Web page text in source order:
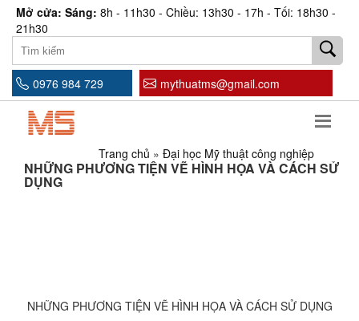
Mở cửa: Sáng: 8h - 11h30 - Chiều: 13h30 - 17h - Tối: 18h30 -
21h30
0976 984 729 mythuatms@gmail.com
Trang chủ » Đại học Mỹ thuật công nghiệp
NHỮNG PHƯƠNG TIỆN VẼ HÌNH HỌA VÀ CÁCH SỬ
DỤNG
NHỮNG PHƯƠNG TIỆN VẼ HÌNH HỌA VÀ CÁCH SỬ DỤNG